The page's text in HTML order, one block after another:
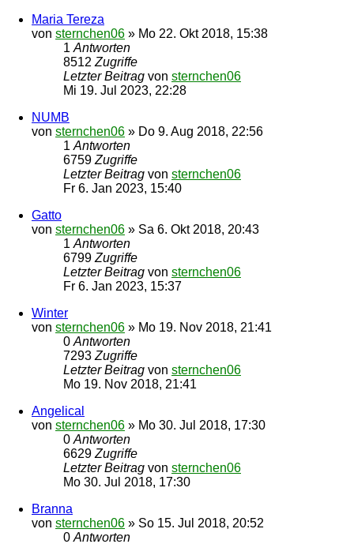
Maria Tereza
von sternchen06 » Mo 22. Okt 2018, 15:38
1 Antworten
8512 Zugriffe
Letzter Beitrag von sternchen06
Mi 19. Jul 2023, 22:28
NUMB
von sternchen06 » Do 9. Aug 2018, 22:56
1 Antworten
6759 Zugriffe
Letzter Beitrag von sternchen06
Fr 6. Jan 2023, 15:40
Gatto
von sternchen06 » Sa 6. Okt 2018, 20:43
1 Antworten
6799 Zugriffe
Letzter Beitrag von sternchen06
Fr 6. Jan 2023, 15:37
Winter
von sternchen06 » Mo 19. Nov 2018, 21:41
0 Antworten
7293 Zugriffe
Letzter Beitrag von sternchen06
Mo 19. Nov 2018, 21:41
Angelical
von sternchen06 » Mo 30. Jul 2018, 17:30
0 Antworten
6629 Zugriffe
Letzter Beitrag von sternchen06
Mo 30. Jul 2018, 17:30
Branna
von sternchen06 » So 15. Jul 2018, 20:52
0 Antworten